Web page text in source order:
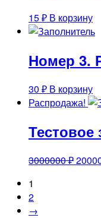
15₽ В корзину
Номер 3.
30 ₽ В корзину
Распродажа!
Тестовое
3000000₽
1
2
→